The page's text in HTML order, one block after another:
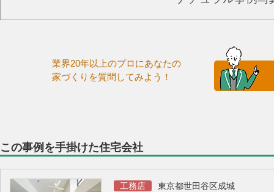
業界20年以上のプロにあなたの
家づくりを質問してみよう！
この事例を手掛けた住宅会社
工務店 東京都世田谷区成城